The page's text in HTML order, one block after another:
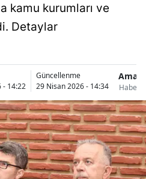
kamu kurumları ve
Detaylar
- 14:22
Güncellenme
29 Nisan 2026 - 14:34